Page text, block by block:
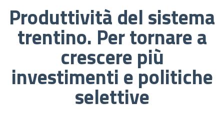
Produttività del sistema
trentino. Per tornare a
crescere più
investimenti e politiche
selettive